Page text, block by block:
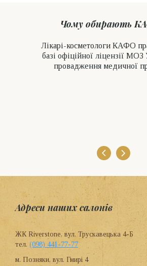
Чому обирають
Лікарі-косметологи КАФО
базі офіційної ліцензії МОЗ
провадження медичної
Адреси наших салонів
ЖК Riverstone, вул. Трускавецька 4-Б
тел. (098) 441-77-77
м. Позняки, вул. Гмирі 4